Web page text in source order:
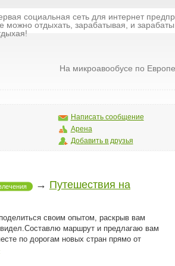
социальная сеть для интернет
можно отдыхать, зарабатывая, и
На микроавообусе по Европе
Написать сообщение
Арена
Добавить в друзья
→ Путешествия на
своим опытом, раскрыв вам
маршрут и предлагаю вам
по дорогам новых стран прямо от